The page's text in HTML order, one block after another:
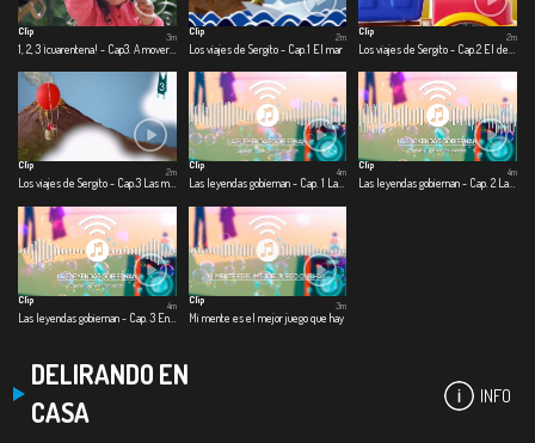
Clip
3m
Clip
Los viajes de Sergito - Cap.1 El mar
2m
Clip
2m
Clip
2m
Clip
Las leyendas gobiernan - Cap. 1 Las leyendas gobiernan
4m
Clip
4m
Clip
4m
Clip
Mi mente es el mejor juego que hay
3m
DELIRANDO EN
CASA
INFO